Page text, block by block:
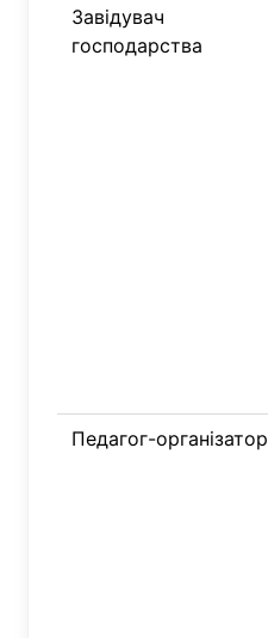
Завідувач
господарства
Педагог-організатор